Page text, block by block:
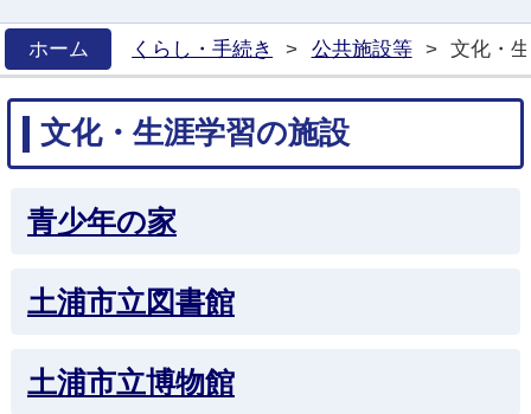
ホーム
くらし・手続き > 公共施設等 > 文化・
文化・生涯学習の施設
青少年の家
土浦市立図書館
土浦市立博物館